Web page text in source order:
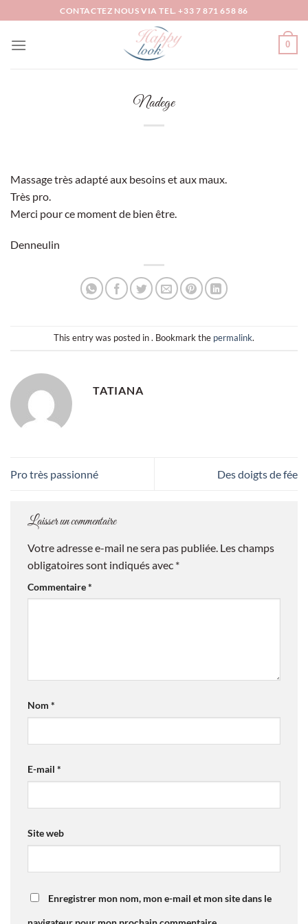
au
contenu
CONTACTEZ NOUS VIA TEL. +33 7 871 658 86
0
Nadege
Massage très adapté aux besoins et aux maux.
Très pro.
Merci pour ce moment de bien être.
Denneulin
This entry was posted in . Bookmark the permalink.
TATIANA
Pro très passionné Des doigts de fée
Laisser un commentaire
Votre adresse e-mail ne sera pas publiée. Les champs
obligatoires sont indiqués avec *
Commentaire*
Nom *
E-mail *
Site web
Enregistrer mon nom, mon e-mail et mon site dans le